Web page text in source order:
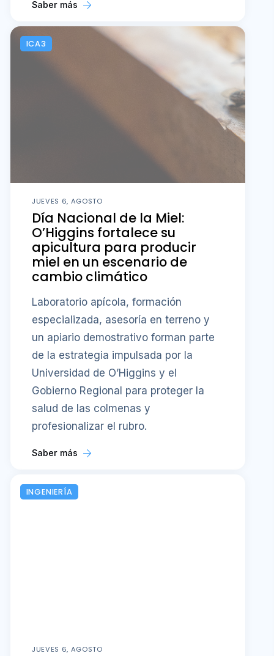
Saber más
ICA3
JUEVES 6, AGOSTO
Día Nacional de la Miel:
O’Higgins fortalece su
apicultura para producir
miel en un escenario de
cambio climático
Laboratorio apícola, formación
especializada, asesoría en terreno y
un apiario demostrativo forman parte
de la estrategia impulsada por la
Universidad de O’Higgins y el
Gobierno Regional para proteger la
salud de las colmenas y
profesionalizar el rubro.
Saber más
INGENIERÍA
JUEVES 6, AGOSTO